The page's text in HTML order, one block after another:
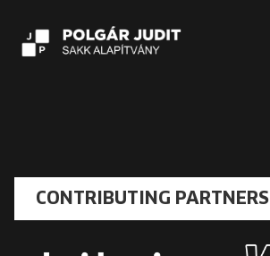
CONTRIBUTING PARTNERS